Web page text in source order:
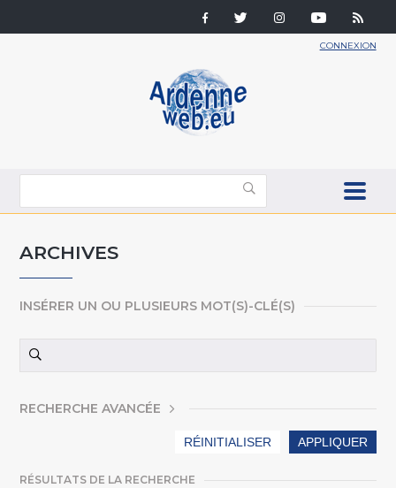
CONNEXION
ARCHIVES
INSÉRER UN OU PLUSIEURS MOT(S)-CLÉ(S)
AFFICHER
RECHERCHE AVANCÉE
RÉSULTATS DE LA RECHERCHE